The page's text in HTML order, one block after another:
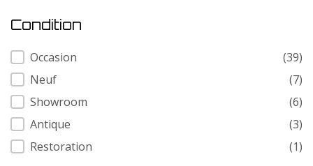
Condition
Condition
Occasion
(39)
Neuf
(7)
Showroom
(6)
Antique
(3)
Restoration
(1)